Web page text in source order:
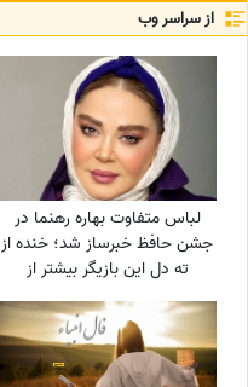
از سراسر وب
لباس متفاوت بهاره رهنما در
جشن حافظ خبرساز شد؛ خنده از
ته دل این بازیگر بیشتر از
استایلش دیده شد